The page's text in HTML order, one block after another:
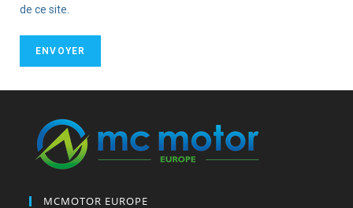
de ce site.
MCMOTOR EUROPE